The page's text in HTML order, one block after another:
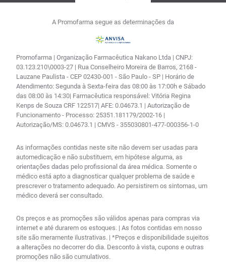
A Promofarma segue as determinações da
Promofarma | Organização Farmacêutica Nakano Ltda | CNPJ:
03.123.210\0003-27 | Rua Conselheiro Moreira de Barros, 2168 -
Lauzane Paulista - CEP 02430-001 - São Paulo - SP | Horário de
Atendimento: Segunda à Sexta-feira das 08:00 às 17:00h e Sábado
das 08:00 às 14:30| Farmacêutica responsável: Vitória Regina
Kenps de Souza CRF 122517| AFE: 0.04673.1 | Autorização de
Funcionamento - Processo: 25351.181179/2002-16 |
Autorização/MS: 0.04673.1 | CMVS - 355030801-477-000356-1-0
As informações contidas neste site não devem ser usadas para
automedicação e não substituem, em hipótese alguma, as
orientações dadas pelo profissional da área médica. Somente o
médico está apto a diagnosticar qualquer problema de saúde e
prescrever o tratamento adequado. Ao persistirem os sintomas, um
médico deverá ser consultado.
Os preços e as promoções são válidos apenas para compras via
internet e até durarem os estoques. | As fotos contidas em nosso
site são meramente ilustrativas. | *Preços e disponibilidade sujeitos
a alterações no decorrer do dia. Desconto à vista, cupons e outras
promoções não são cumulativos.